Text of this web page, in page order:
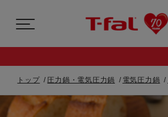
トップ 圧力鍋・電気圧力鍋 電気圧力鍋